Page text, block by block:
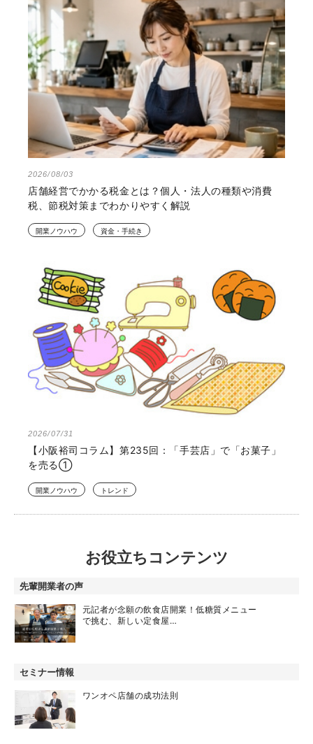
2026/08/03
店舗経営でかかる税金とは？個人・法人の種類や消費
税、節税対策までわかりやすく解説
開業ノウハウ 資金・手続き
2026/07/31
【小阪裕司コラム】第235回：「手芸店」で「お菓子」
を売る①
開業ノウハウ トレンド
お役立ちコンテンツ
先輩開業者の声
元記者が念願の飲食店開業！低糖質メニュー
で挑む、新しい定食屋…
セミナー情報
ワンオペ店舗の成功法則